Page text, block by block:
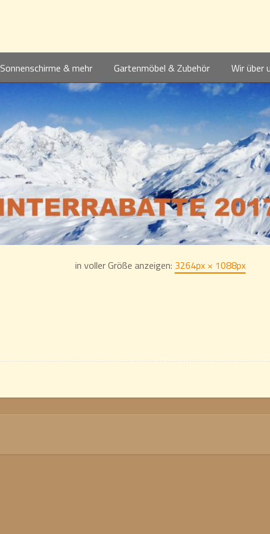
Sonnenschirme & mehr Gartenmöbel & Zubehör Wir über
in voller Größe anzeigen: 3264px × 1088px